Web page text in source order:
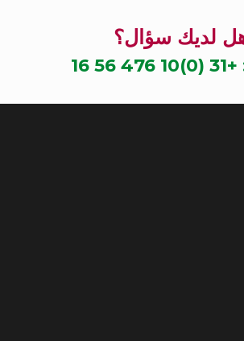
لديك سؤال؟
+31 (0)10 476 56 16